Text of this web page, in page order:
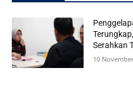
Serahkan
10